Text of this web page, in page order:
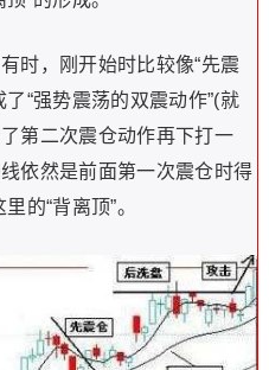
时，刚开始时比较像“先震
“强势震荡的双震动作”(就
第二次震仓动作再下打一
依然是前面第一次震仓时得
的“背离顶”。